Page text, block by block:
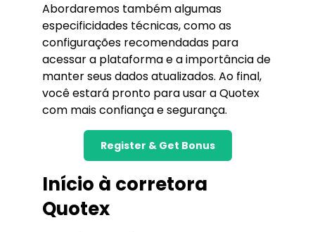
Abordaremos também algumas
especificidades técnicas, como as
configurações recomendadas para
acessar a plataforma e a importância de
manter seus dados atualizados. Ao final,
você estará pronto para usar a Quotex
com mais confiança e segurança.
Register & Get Bonus
Início à corretora
Quotex